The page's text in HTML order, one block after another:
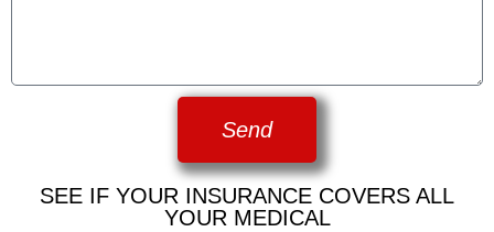
Send
SEE IF YOUR INSURANCE COVERS ALL
YOUR MEDICAL